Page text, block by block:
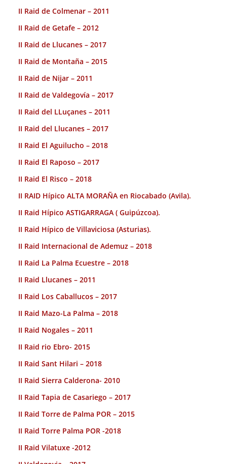
II Raid de Colmenar – 2011
II Raid de Getafe – 2012
II Raid de Llucanes – 2017
II Raid de Montaña – 2015
II Raid de Nijar – 2011
II Raid de Valdegovía – 2017
II Raid del LLuçanes – 2011
II Raid del Llucanes – 2017
II Raid El Aguilucho – 2018
II Raid El Raposo – 2017
II Raid El Risco – 2018
II RAID Hípico ALTA MORAÑA en Riocabado (Avila).
II Raid Hípico ASTIGARRAGA ( Guipúzcoa).
II Raid Hípico de Villaviciosa (Asturias).
II Raid Internacional de Ademuz – 2018
II Raid La Palma Ecuestre – 2018
II Raid Llucanes – 2011
II Raid Los Caballucos – 2017
II Raid Mazo-La Palma – 2018
II Raid Nogales – 2011
II Raid rio Ebro- 2015
II Raid Sant Hilari – 2018
II Raid Sierra Calderona- 2010
II Raid Tapia de Casariego – 2017
II Raid Torre de Palma POR – 2015
II Raid Torre Palma POR -2018
II Raid Vilatuxe -2012